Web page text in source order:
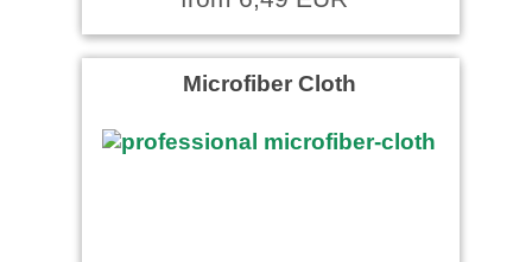
Microfiber Cloth